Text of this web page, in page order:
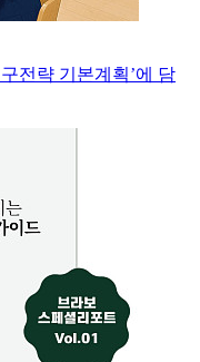
전략 기본계획’에 담